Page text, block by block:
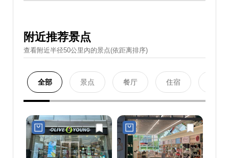
附近推荐景点
查看附近半径50公里內的景点(依距离排序)
全部 景点 餐厅 住宿